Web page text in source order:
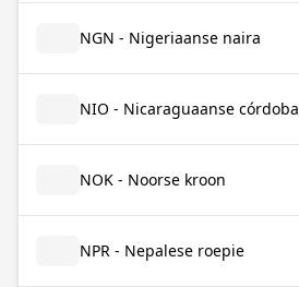
NGN - Nigeriaanse naira
NIO - Nicaraguaanse córdoba
NOK - Noorse kroon
NPR - Nepalese roepie